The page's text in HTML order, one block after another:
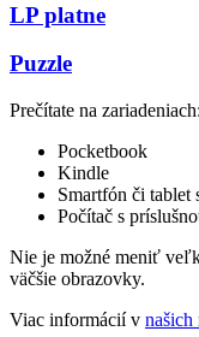
LP platne
Puzzle
Prečítate na zariadeniach:
Pocketbook
Kindle
Smartfón či tablet
Počítač s
Nie je možné meniť
väčšie obrazovky.
Viac informácií v našich